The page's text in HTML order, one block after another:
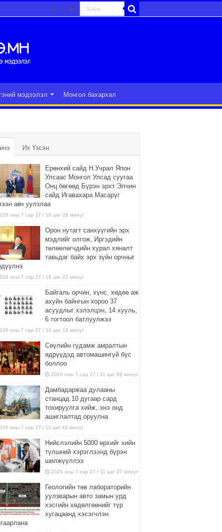
мэдээлэл Монгол бахархал
Их Үзсэн
Ерөнхий сайд Н.Учрал Япон
Улсаас Монгол Улсад суугаа
Онц бөгөөд Бүрэн эрхт Элчин
сайд Игавахара Масарүг
авч уулзлаа
оны 7 сар 27 / 16 цаг 26 минут
Орон нутагт санхүүгийн эрх
мэдлийг олгож, Иргэдийн
төлөөлөгчдийн хурал хяналт
тавьдаг байх эрх зүйн орчныг
оны 7 сар 27 / 16 цаг 22 минут
Байгаль орчин, хүнс, хөдөө аж
ахуйн байнгын хороо 37
асуудлыг хэлэлцэн, 14 хууль,
6 тогтоол батлуулжээ
оны 7 сар 27 / 16 цаг 16 минут
Сөүлийн гудамж амралтын
өдрүүдэд автомашингүй бүс
боллоо
2026 оны 7 сар 27 / 11 цаг 58 минут
Дамбадаржаа дулааны
станцад 10 дугаар сард
тохируулга хийж, энэ онд
ашиглалтад оруулна
оны 7 сар 27 / 11 цаг 43 минут
Нийслэлийн 5000 өрхийг хийн
түлшний хэрэглээнд бүрэн
шилжүүллээ
2026 оны 7 сар 27 / 11 цаг 37 минут
Геологийн төв лабораторийн
уулзварын авто замын урд
хэсгийн хөдөлгөөнийг түр
хугацаанд хэсэгчлэн